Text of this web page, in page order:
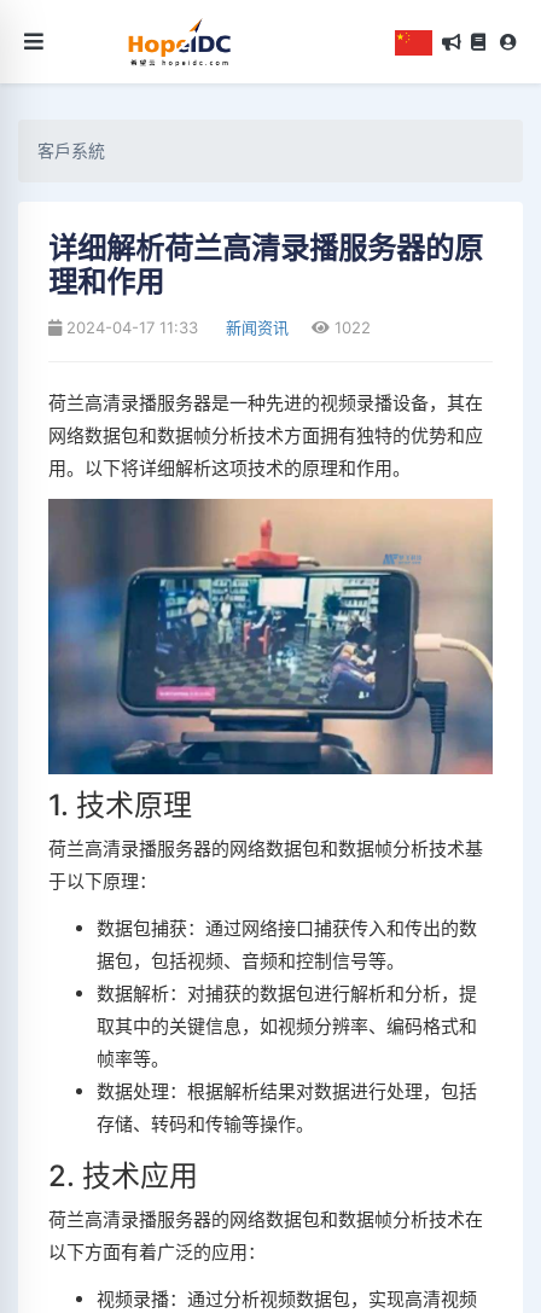
客戶系統
详细解析荷兰高清录播服务器的原
理和作用
2024-04-17 11:33 新闻资讯 1022
荷兰高清录播服务器是一种先进的视频录播设备，其在
网络数据包和数据帧分析技术方面拥有独特的优势和应
用。以下将详细解析这项技术的原理和作用。
1. 技术原理
荷兰高清录播服务器的网络数据包和数据帧分析技术基
于以下原理：
数据包捕获：通过网络接口捕获传入和传出的数
据包，包括视频、音频和控制信号等。
数据解析：对捕获的数据包进行解析和分析，提
取其中的关键信息，如视频分辨率、编码格式和
帧率等。
数据处理：根据解析结果对数据进行处理，包括
存储、转码和传输等操作。
2. 技术应用
荷兰高清录播服务器的网络数据包和数据帧分析技术在
以下方面有着广泛的应用：
视频录播：通过分析视频数据包，实现高清视频